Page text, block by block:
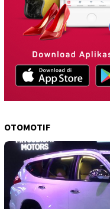
OTOMOTIF